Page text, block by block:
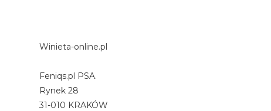
Winieta-online.pl
Feniqs.pl PSA.
Rynek 28
31-010 KRAKÓW